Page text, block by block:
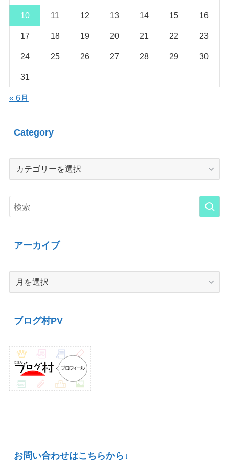
10 11 12 13 14 15 16
17 18 19 20 21 22 23
24 25 26 27 28 29 30
31
« 6月
Category
Category
アーカイブ
ブ
ブログ村PV
お問い合わせはこちらから↓